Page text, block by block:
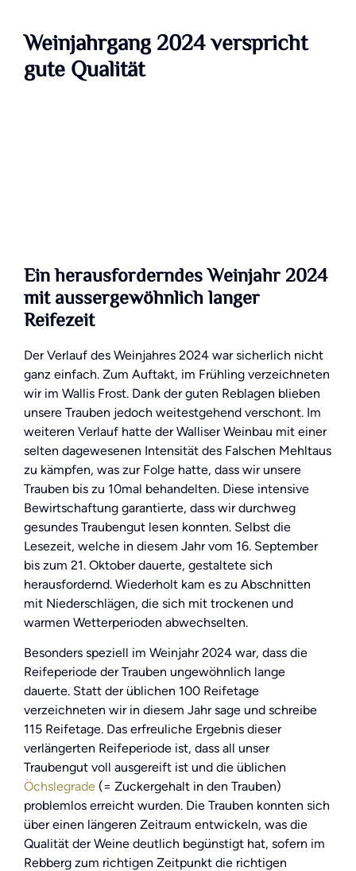
Weinjahrgang 2024 verspricht
gute Qualität
Ein herausforderndes Weinjahr 2024
mit aussergewöhnlich langer
Reifezeit
Der Verlauf des Weinjahres 2024 war sicherlich nicht
ganz einfach. Zum Auftakt, im Frühling verzeichneten
wir im Wallis Frost. Dank der guten Reblagen blieben
unsere Trauben jedoch weitestgehend verschont. Im
weiteren Verlauf hatte der Walliser Weinbau mit einer
selten dagewesenen Intensität des Falschen Mehltaus
zu kämpfen, was zur Folge hatte, dass wir unsere
Trauben bis zu 10mal behandelten. Diese intensive
Bewirtschaftung garantierte, dass wir durchweg
gesundes Traubengut lesen konnten. Selbst die
Lesezeit, welche in diesem Jahr vom 16. September
bis zum 21. Oktober dauerte, gestaltete sich
herausfordernd. Wiederholt kam es zu Abschnitten
mit Niederschlägen, die sich mit trockenen und
warmen Wetterperioden abwechselten.
Besonders speziell im Weinjahr 2024 war, dass die
Reifeperiode der Trauben ungewöhnlich lange
dauerte. Statt der üblichen 100 Reifetage
verzeichneten wir in diesem Jahr sage und schreibe
115 Reifetage. Das erfreuliche Ergebnis dieser
verlängerten Reifeperiode ist, dass all unser
Traubengut voll ausgereift ist und die üblichen
Öchslegrade (= Zuckergehalt in den Trauben)
problemlos erreicht wurden. Die Trauben konnten sich
über einen längeren Zeitraum entwickeln, was die
Qualität der Weine deutlich begünstigt hat, sofern im
Rebberg zum richtigen Zeitpunkt die richtigen